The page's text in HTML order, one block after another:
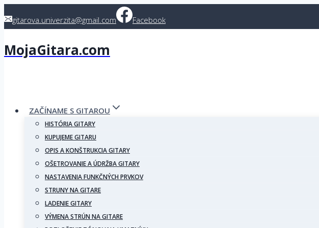
togitarova.univerzita@gmail.com Facebook
MojaGitara.com
ZAČÍNAME S GITAROU
HISTÓRIA GITARY
KUPUJEME GITARU
OPIS A KONŠTRUKCIA GITARY
OŠETROVANIE A ÚDRŽBA GITARY
NASTAVENIA FUNKČNÝCH PRVKOV
STRUNY NA GITARE
LADENIE GITARY
VÝMENA STRÚN NA GITARE